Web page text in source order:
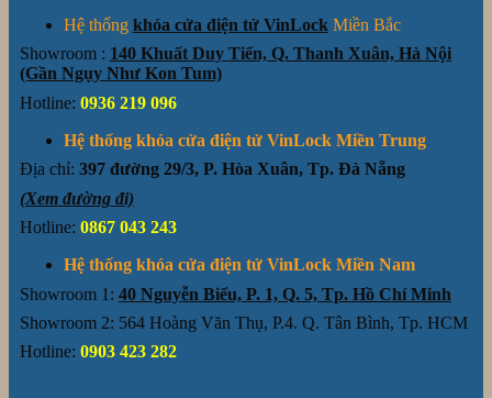
Hệ thống khóa cửa điện tử VinLock Miền Bắc
Showroom : 140 Khuất Duy Tiến, Q. Thanh Xuân, Hà Nội
(Gần Ngụy Như Kon Tum)
Hotline: 0936 219 096
Hệ thống khóa cửa điện tử VinLock Miền Trung
Địa chỉ: 397 đường 29/3, P. Hòa Xuân, Tp. Đà Nẵng
(Xem đường đi)
Hotline: 0867 043 243
Hệ thống khóa cửa điện tử VinLock Miền Nam
Showroom 1: 40 Nguyễn Biểu, P. 1, Q. 5, Tp. Hồ Chí Minh
Showroom 2: 564 Hoàng Văn Thụ, P.4. Q. Tân Bình, Tp. HCM
Hotline: 0903 423 282